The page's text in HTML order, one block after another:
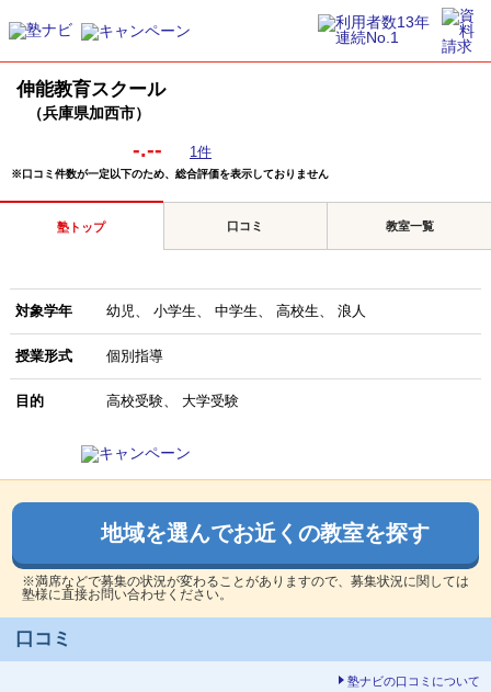
伸能教育スクール
（兵庫県加西市）
-.-- 1件
※口コミ件数が一定以下のため、総合評価を表示しておりません
塾トップ 口コミ 教室一覧
対象学年 幼児 小学生 中学生 高校生 浪人
授業形式 個別指導
目的 高校受験 大学受験
地域を選んでお近くの教室を探す
※満席などで募集の状況が変わることがありますので、募集状況に関しては
塾様に直接お問い合わせください。
口コミ
塾ナビの口コミについて